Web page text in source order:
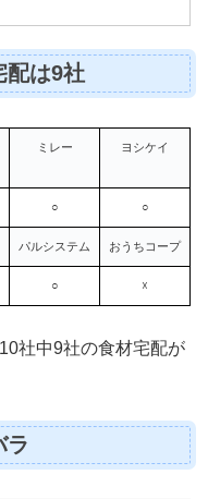
配は9社
ミレー ヨシケイ
○ ○
パルシステム おうちコープ
○ ☓
社中9社の食材宅配が
ラ